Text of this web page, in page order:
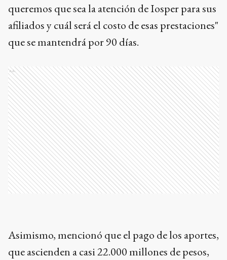
queremos que sea la atención de Iosper para sus
afiliados y cuál será el costo de esas prestaciones"
que se mantendrá por 90 días.
Ads
Asimismo, mencionó que el pago de los aportes,
que ascienden a casi 22.000 millones de pesos,